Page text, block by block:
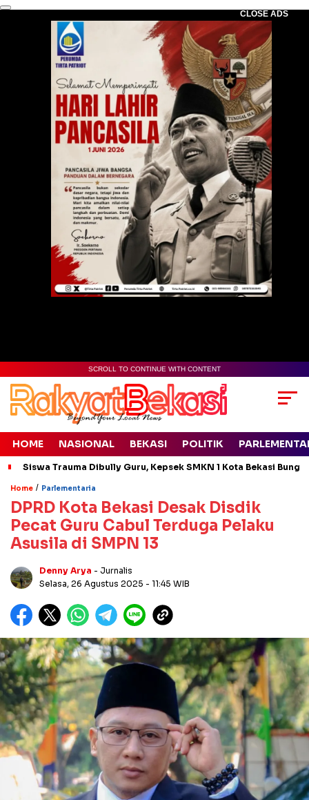
CLOSE ADS
SCROLL TO CONTINUE WITH CONTENT
HOME NASIONAL BEKASI POLITIK
Siswa Trauma Dibully Guru, Kepsek SMKN 1 Kota Bekasi
Home / Parlementaria
DPRD Kota Bekasi Desak Disdik
Pecat Guru Cabul Terduga Pelaku
Asusila di SMPN 13
Denny Arya - Jurnalis
Selasa, 26 Agustus 2025 - 11:45 WIB